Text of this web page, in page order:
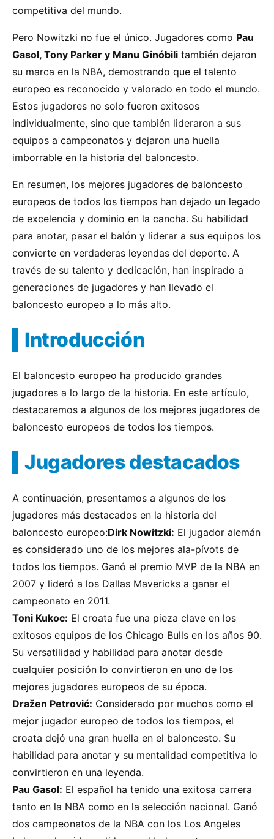
competitiva del mundo.
Pero Nowitzki no fue el único. Jugadores como Pau
Gasol, Tony Parker y Manu Ginóbili también dejaron
su marca en la NBA, demostrando que el talento
europeo es reconocido y valorado en todo el mundo.
Estos jugadores no solo fueron exitosos
individualmente, sino que también lideraron a sus
equipos a campeonatos y dejaron una huella
imborrable en la historia del baloncesto.
En resumen, los mejores jugadores de baloncesto
europeos de todos los tiempos han dejado un legado
de excelencia y dominio en la cancha. Su habilidad
para anotar, pasar el balón y liderar a sus equipos los
convierte en verdaderas leyendas del deporte. A
través de su talento y dedicación, han inspirado a
generaciones de jugadores y han llevado el
baloncesto europeo a lo más alto.
Introducción
El baloncesto europeo ha producido grandes
jugadores a lo largo de la historia. En este artículo,
destacaremos a algunos de los mejores jugadores de
baloncesto europeos de todos los tiempos.
Jugadores destacados
A continuación, presentamos a algunos de los
jugadores más destacados en la historia del
baloncesto europeo:Dirk Nowitzki: El jugador alemán
es considerado uno de los mejores ala-pívots de
todos los tiempos. Ganó el premio MVP de la NBA en
2007 y lideró a los Dallas Mavericks a ganar el
campeonato en 2011.
Toni Kukoc: El croata fue una pieza clave en los
exitosos equipos de los Chicago Bulls en los años 90.
Su versatilidad y habilidad para anotar desde
cualquier posición lo convirtieron en uno de los
mejores jugadores europeos de su época.
Dražen Petrović: Considerado por muchos como el
mejor jugador europeo de todos los tiempos, el
croata dejó una gran huella en el baloncesto. Su
habilidad para anotar y su mentalidad competitiva lo
convirtieron en una leyenda.
Pau Gasol: El español ha tenido una exitosa carrera
tanto en la NBA como en la selección nacional. Ganó
dos campeonatos de la NBA con los Los Angeles